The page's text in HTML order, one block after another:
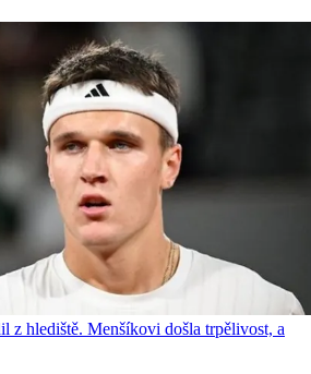
z hlediště. Menšíkovi došla trpělivost, a